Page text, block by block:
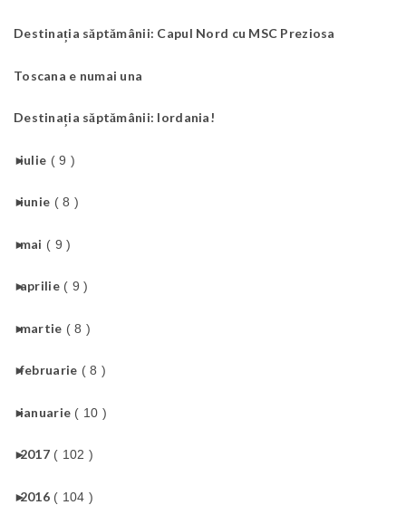
Destinația săptămânii: Capul Nord cu MSC Preziosa
Toscana e numai una
Destinația săptămânii: Iordania!
►
iulie ( 9 )
►
iunie ( 8 )
►
mai ( 9 )
►
aprilie ( 9 )
►
martie ( 8 )
►
februarie ( 8 )
►
ianuarie ( 10 )
►
2017 ( 102 )
►
2016 ( 104 )